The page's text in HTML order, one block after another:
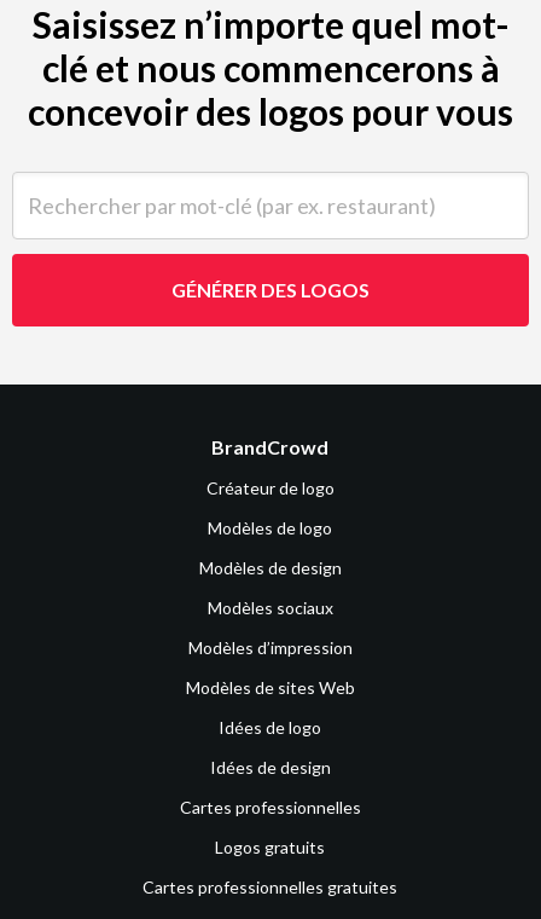
Saisissez n’importe quel mot-
clé et nous commencerons à
concevoir des logos pour vous
GÉNÉRER DES LOGOS
BrandCrowd
Créateur de logo
Modèles de logo
Modèles de design
Modèles sociaux
Modèles d’impression
Modèles de sites Web
Idées de logo
Idées de design
Cartes professionnelles
Logos gratuits
Cartes professionnelles gratuites